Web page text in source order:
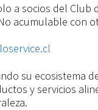
a socios del
acumulable con
su ecosistema
y servicios